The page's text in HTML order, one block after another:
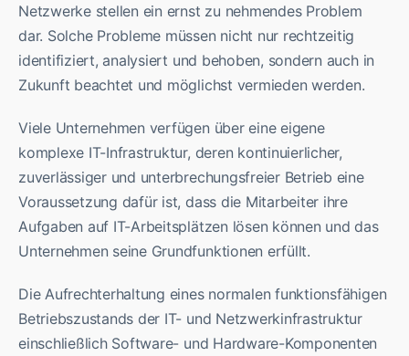
Netzwerke stellen ein ernst zu nehmendes Problem
dar. Solche Probleme müssen nicht nur rechtzeitig
identifiziert, analysiert und behoben, sondern auch in
Zukunft beachtet und möglichst vermieden werden.
Viele Unternehmen verfügen über eine eigene
komplexe IT-Infrastruktur, deren kontinuierlicher,
zuverlässiger und unterbrechungsfreier Betrieb eine
Voraussetzung dafür ist, dass die Mitarbeiter ihre
Aufgaben auf IT-Arbeitsplätzen lösen können und das
Unternehmen seine Grundfunktionen erfüllt.
Die Aufrechterhaltung eines normalen funktionsfähigen
Betriebszustands der IT- und Netzwerkinfrastruktur
einschließlich Software- und Hardware-Komponenten